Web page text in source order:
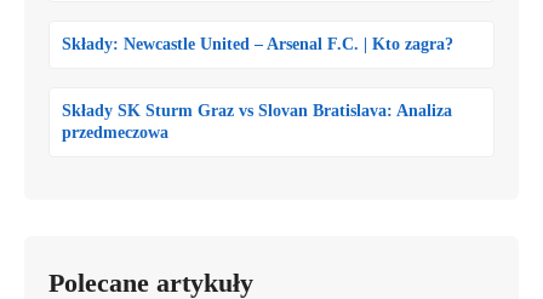
Składy: Newcastle United – Arsenal F.C. | Kto zagra?
Składy SK Sturm Graz vs Slovan Bratislava: Analiza
przedmeczowa
Polecane artykuły